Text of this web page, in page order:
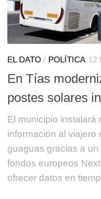
EL DATO / POLÍTICA 12
En Tías
postes solares
El municipio instalará
información al viajero
guaguas gracias a
fondos europeos
ofrecer datos en